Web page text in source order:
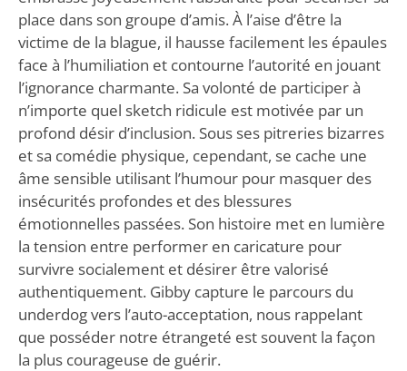
place dans son groupe d’amis. À l’aise d’être la
victime de la blague, il hausse facilement les épaules
face à l’humiliation et contourne l’autorité en jouant
l’ignorance charmante. Sa volonté de participer à
n’importe quel sketch ridicule est motivée par un
profond désir d’inclusion. Sous ses pitreries bizarres
et sa comédie physique, cependant, se cache une
âme sensible utilisant l’humour pour masquer des
insécurités profondes et des blessures
émotionnelles passées. Son histoire met en lumière
la tension entre performer en caricature pour
survivre socialement et désirer être valorisé
authentiquement. Gibby capture le parcours du
underdog vers l’auto-acceptation, nous rappelant
que posséder notre étrangeté est souvent la façon
la plus courageuse de guérir.